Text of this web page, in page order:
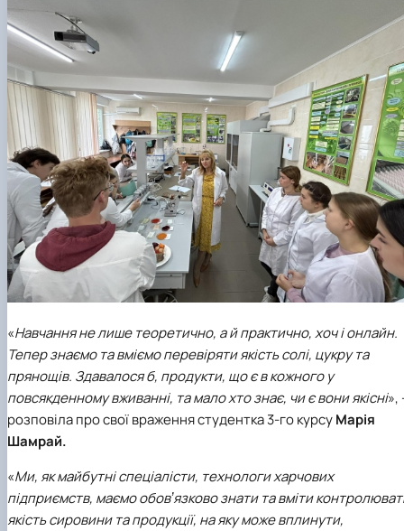
«Навчання не лише теоретично, а й практично, хоч і онлайн.
Тепер знаємо та вміємо перевіряти якість солі, цукру та
прянощів. Здавалося б, продукти, що є в кожного у
повсякденному вживанні, та мало хто знає, чи є вони якісні»,
розповіла про свої враження студентка 3-го курсуМарія
Шамрай.
«Ми, як майбутні спеціалісти, технологи харчових
підприємств, маємо обовʼязково знати та вміти
якість сировини та продукції, на яку може вплинути,